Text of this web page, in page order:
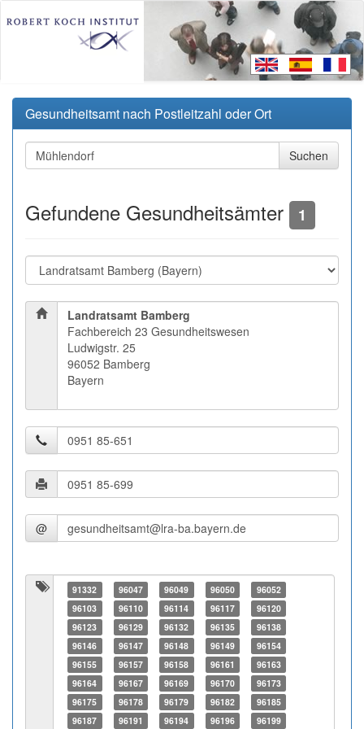
Gesundheitsamt nach Postleitzahl oder Ort
Gefundene Gesundheitsämter 1
Landratsamt Bamberg
Fachbereich 23 Gesundheitswesen
Ludwigstr. 25
96052 Bamberg
Bayern
@
91332 96047 96049 96050
96052
96103
96110 96114 96117
96120
96123
96129 96132 96135
96138
96146
96147 96148 96149
96154
96155
96157 96158 96161
96163
96164
96167 96169 96170
96173
96175
96178 96179 96182
96185
96187
96191 96194 96196 96199